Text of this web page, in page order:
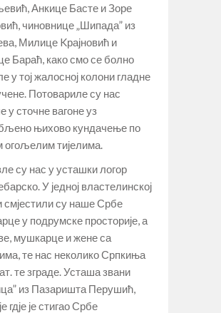
Анкице Басте и Зоре
чиновнице „Шипада” из
Милице Kрајновић и
Бараћ, како смо се болно
у тој жалосној колони гладне
Потовариле су нас
у сточне вагоне уз
њихово кундачење по
тијелима.
су нас у усташки логор
У једној властелинској
смјестили су наше Србе
у подрумске просторије, а
мушкарце и жене са
те нас неколико Српкиња
те зграде. Усташа звани
из Пазаришта Перушић,
гдје је стигао Србе